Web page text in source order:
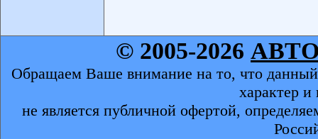
© 2005-2026
Обращаем Ваше внимание на то, что
характер
не является публичной офертой,